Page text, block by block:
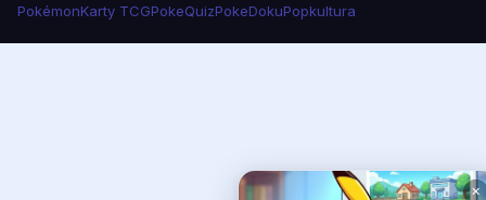
PokémonKarty TCGPokeQuizPokeDokuPopkultura
✕